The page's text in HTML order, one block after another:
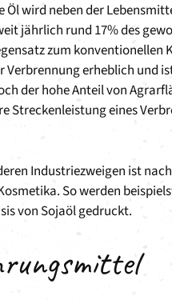
Öl wird neben der
jährlich rund 17% des
zum
Verbrennung erheblich und
der hohe Anteil von
Streckenleistung eines
Industriezweigen ist
So werden
von Sojaöl gedruckt.